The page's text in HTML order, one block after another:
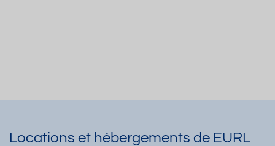
Locations et hébergements de EURL